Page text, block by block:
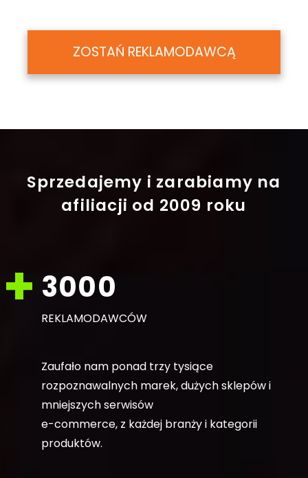
ZOSTAŃ REKLAMODAWCĄ
Sprzedajemy i zarabiamy na
afiliacji od 2009 roku
3000
REKLAMODAWCÓW
Zaufało nam ponad trzy tysiące
rozpoznawalnych marek, dużych sklepów i
mniejszych serwisów
e-commerce, z każdej branży i kategorii
produktów.